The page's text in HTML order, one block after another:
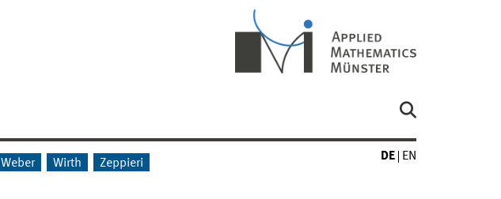
Weber Wirth Zeppieri
DE EN